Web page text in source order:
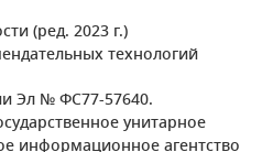
(ред. 2023 г.)
технологий
Эл № ФС77-57640.
унитарное